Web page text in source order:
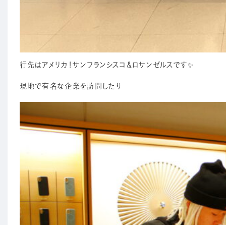
行先はアメリカ！サンフランシスコ＆ロサンゼルスです✨
現地で有名な企業を訪問したり